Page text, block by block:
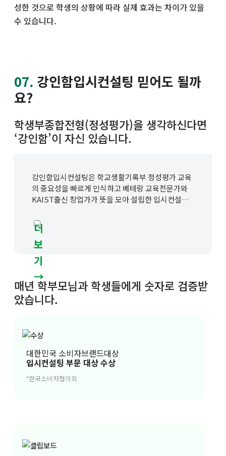
성한 것으로 학생의 상황에 따라 실제 효과는 차이가 있을
수 있습니다.
07. 강인함입시컨설팅 믿어도 될까
요?
학생부종합전형(정성평가)을 생각하신다면
‘강인함’이 자신 있습니다.
강인함입시컨설팅은 학교생활기록부 정성평가 교육
의 중요성을 빠르게 인식하고 베테랑 교육전문가와
KAIST출신 창업가가 뜻을 모아 설립한 입시컨설팅
명입시 컨설턴트, 메이저학원 출신, 공교육 교사 등
검증된 교육전문가가 협업해온 프리미엄 브랜드입니
다.
강인함은 내신, 모의고사, 입시 흐름에 초점을 둔 ‘정
량적 평가원리 분석’을 넘어, 평가원리에 입각해 정
성평가에 대한 핵심 교육방법론과 데이터 중심의 입
팅(정성평가)은 체계적인 분석과 관리의 우수성을 오
래전부터 인정받아 2019년 KAIST충청강원권 교육
기부센터의 공식 입시자문기관으로 지정되었으며,
매년 학부모님과 학생들에게 숫자로 검증받
았습니다.
대한민국 소비자브랜드대상
입시컨설팅 부문 대상 수상
*한국소비자협의회